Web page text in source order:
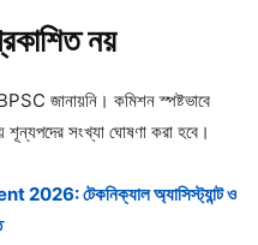
নয়
জানায়নি। কমিশন স্পষ্টভাবে
শূন্যপদের সংখ্যা ঘোষণা করা হবে।
টেকনিক্যাল অ্যাসিস্ট্যান্ট ও